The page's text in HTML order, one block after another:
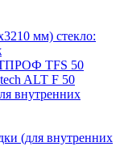
мм) стекло:
TFS 50
ALT F 50
внутренних
(для внутренних